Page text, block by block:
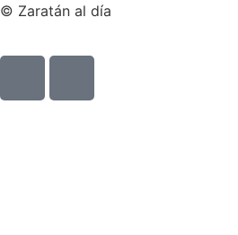
© Zaratán al día